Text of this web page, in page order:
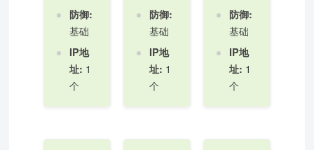
防御:
基础
IP地
址: 1
个
防御:
基础
IP地
址: 1
个
防御:
基础
IP地
址: 1
个